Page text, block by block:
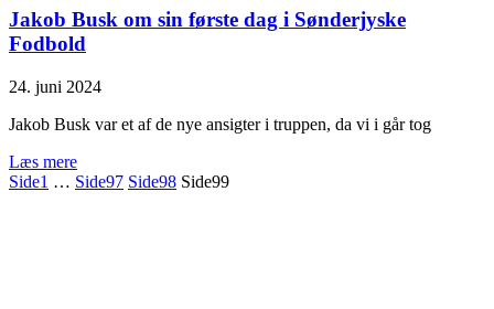
Jakob Busk om sin første dag i Sønderjyske
Fodbold
24. juni 2024
Jakob Busk var et af de nye ansigter i truppen, da vi i går tog
Læs mere
Side1 … Side97 Side98 Side99